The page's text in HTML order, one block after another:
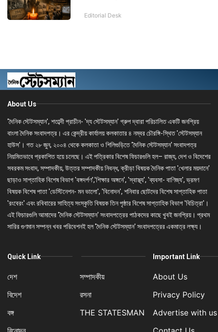
Editorial Desk
About Us
'দৈনিক স্টেটসম্যান', শতাব্দী প্রাচীন- 'দ্য স্টেটসম্যান' গ্রুপ দ্বারা পরিচালিত একটি জনপ্রিয়
বাংলা দৈনিক সংবাদপত্র। এর কেন্দ্রীয় কার্যালয় কলকাতার ৪ নম্বর চৌরঙ্গি-স্থিত 'স্টেটসম্যান
হাউস'। গত ২৮ জুন, ২০০৪ থেকে কলকাতা ও শিলিগুড়িতে 'দৈনিক স্টেটসম্যান' সংবাদপত্র
নিয়মিতভাবে প্রকাশিত হয়ে চলেছে। এই পত্রিকার বিশেষ ফিচারগুলি হল– রাজ্য, দেশ ও বিদেশের
সবরকম সংবাদ, সম্পাদকীয়, উত্তর সম্পাদকীয় নিবন্ধ, ক্রীড়া বিষয়ক দৈনিক পাতা 'খেলার ময়দানে'
ছাড়াও সাপ্তাহিক বিশেষ বিভাগ 'বঙ্গদর্পণ','শিক্ষার অঙ্গনে', 'স্বাস্থ্য', 'ব্যবসা- বাণিজ্য', ভ্রমণ
বিষয়ক বিশেষ পাতা 'ডেস্টিনেশন- মন ভালো', 'বিনোদন', শনিবার ছোটদের বিশেষ সাপ্তাহিক পাতা
'রংবেরং' এবং রবিবারের সাহিত্য সংস্কৃতি বিষয়ক তিন পৃষ্ঠার বিশেষ সাপ্তাহিক বিভাগ 'বিচিত্রা'।
এই ফিচারগুলি আমাদের 'দৈনিক স্টেটসম্যান' সংবাদপত্রের পাঠকদের কাছে খুবই জনপ্রিয়। প্রথম
সারির গুণমান সম্পন্ন খবর পরিবেশনই হল 'দৈনিক স্টেটসম্যান' সংবাদপত্রের একমাত্র লক্ষ্য।
Quick Link
দেশ
বিদেশ
বঙ্গ
সম্পাদকীয়
রসনা
THE STATESMAN
Important Link
About Us
Privacy Policy
Advertise with us